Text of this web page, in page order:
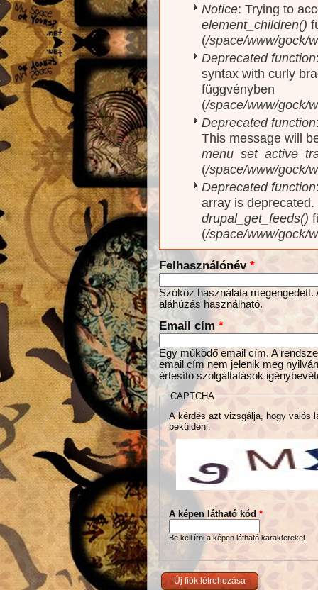
Notice: Trying to
element_children()
(/space/www/gock/
Deprecated function
syntax with curly
függvényben
(/space/www/gock/
Deprecated function
This message will
(/space/www/gock/
Deprecated function
array is
drupal_get_feeds()
(/space/www/gock/
Felhasználónév *
Szóköz használata
aláhúzás használható.
Email cím *
Egy működő email cím. A
email cím nem jelenik meg
értesítő szolgáltatások
CAPTCHA
A kérdés azt vizsgálja, hogy valós
beküldeni.
A képen látható kód *
Be kell írni a képen látható karaktereket.